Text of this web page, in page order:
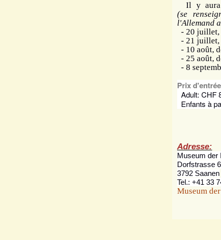
Il y aura
(se
l'Allemand
- 20 juillet,
- 21 juillet,
- 10 août,
- 25 août,
- 8
Prix
Adult: CHF
Enfants à
Adresse:
Museum der
Dorfstrasse
3792 Saanen
Tel.: +41 33
Museum